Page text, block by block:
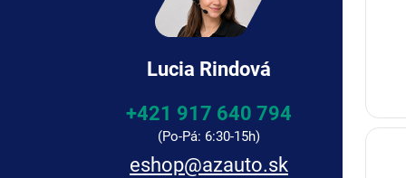
Lucia Rindová
+421 917 640 794
eshop@azauto.sk